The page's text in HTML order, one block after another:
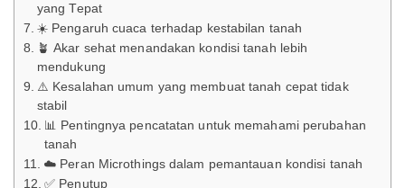
yang Tepat
☀️ Pengaruh cuaca terhadap kestabilan tanah
🪴 Akar sehat menandakan kondisi tanah lebih
mendukung
⚠️ Kesalahan umum yang membuat tanah cepat tidak
stabil
📊 Pentingnya pencatatan untuk memahami perubahan
tanah
☁️ Peran Microthings dalam pemantauan kondisi tanah
✅ Penutup